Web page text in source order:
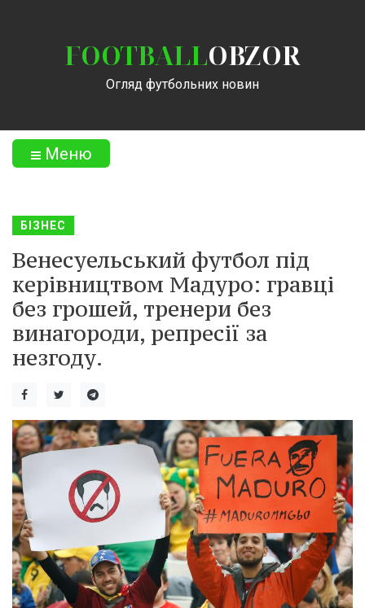
FOOTBALLOBZOR
Огляд футбольних новин
Меню
БІЗНЕС
Венесуельський футбол під
керівництвом Мадуро: гравці
без грошей, тренери без
винагороди, репресії за
незгоду.